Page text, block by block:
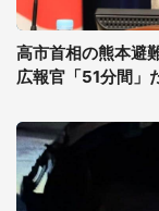
高市首相の熊本避
広報官「51分間」